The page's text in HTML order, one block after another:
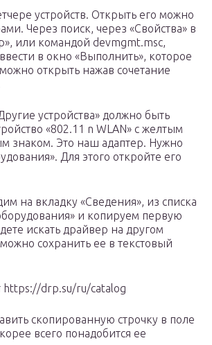
устройств. Открыть его можно
Через поиск, через «Свойства» в
или командой devmgmt.msc,
в окно «Выполнить», которое
открыть нажав сочетание
устройства» должно быть
«802.11 n WLAN» с желтым
знаком. Это наш адаптер. Нужно
Для этого откройте его
на вкладку «Сведения», из списка
и копируем первую
искать драйвер на другом
сохранить ее в текстовый
https://drp.su/ru/catalog
скопированную строчку в поле
всего понадобится ее